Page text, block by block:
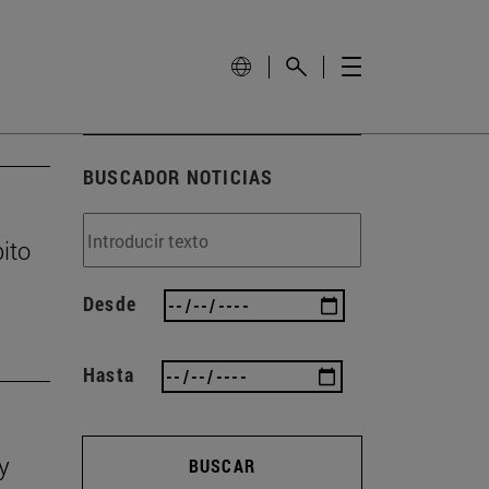
BUSCADOR NOTICIAS
Desde
Hasta
BUSCAR